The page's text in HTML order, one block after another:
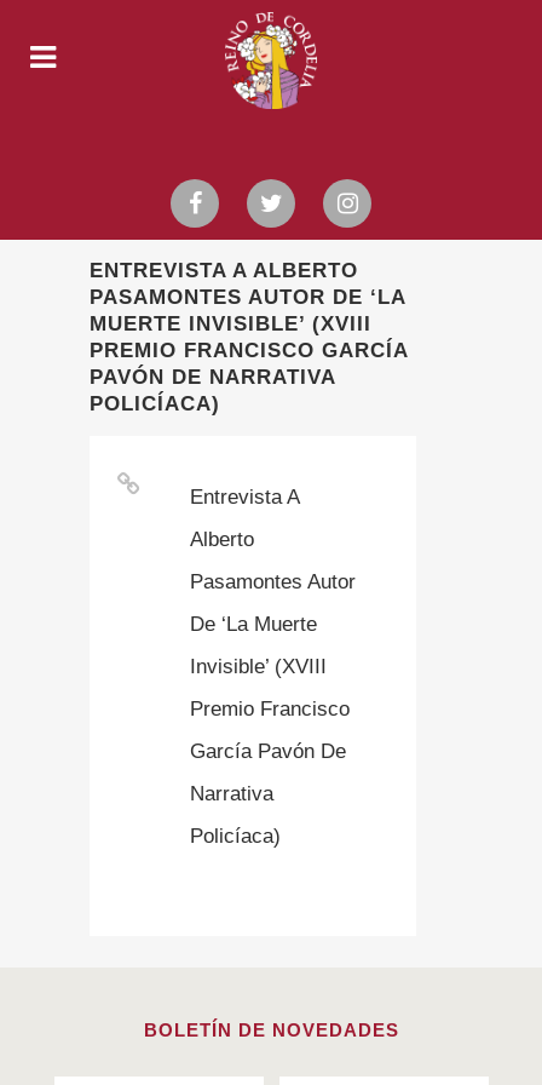
ENTREVISTA A ALBERTO
PASAMONTES AUTOR DE ‘LA
MUERTE INVISIBLE’ (XVIII
PREMIO FRANCISCO GARCÍA
PAVÓN DE NARRATIVA
POLICÍACA)
Entrevista A
Alberto
Pasamontes Autor
De ‘La Muerte
Invisible’ (XVIII
Premio Francisco
García Pavón De
Narrativa
Policíaca)
BOLETÍN DE NOVEDADES